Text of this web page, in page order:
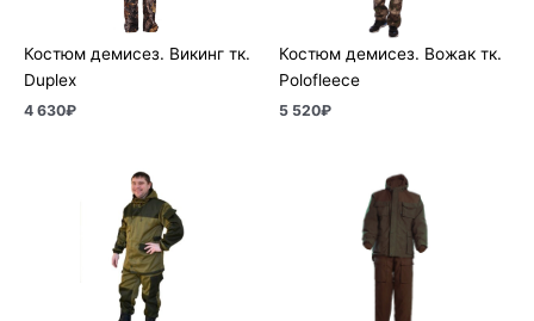
Костюм демисез. Викинг тк.
Duplex
4 630₽
Костюм демисез. Вожак тк.
Polofleece
5 520₽